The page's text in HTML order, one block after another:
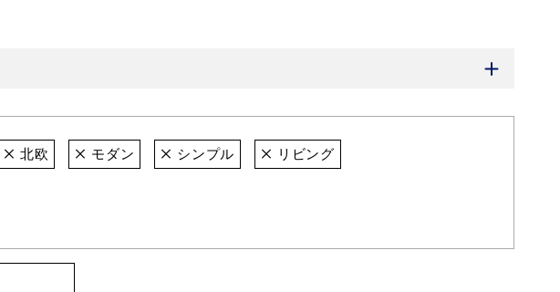
北欧 モダン シンプル リビング